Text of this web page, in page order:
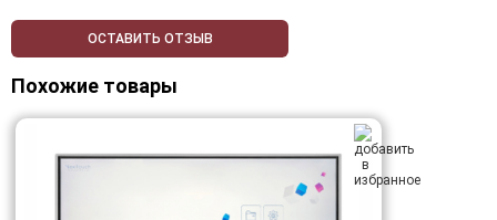
ОСТАВИТЬ ОТЗЫВ
Похожие товары